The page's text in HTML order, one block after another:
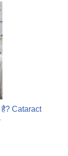
है? Cataract